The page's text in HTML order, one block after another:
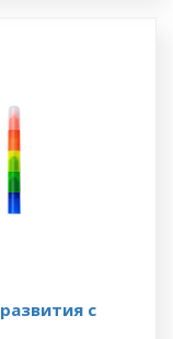
с